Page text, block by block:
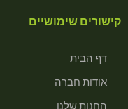
קישורים שימושיים
דף הבית
אודות חברה
החנות שלנו